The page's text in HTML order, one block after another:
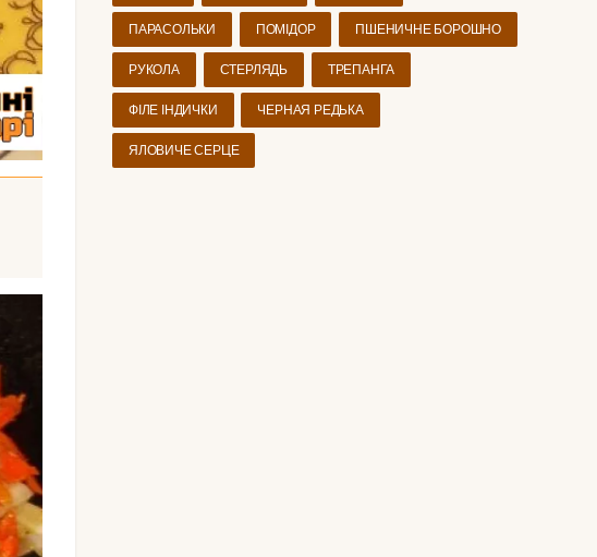
ПАРАСОЛЬКИ ПОМІДОР ПШЕНИЧНЕ БОРОШНО
РУКОЛА СТЕРЛЯДЬ ТРЕПАНГА
ФІЛЕ ІНДИЧКИ ЧЕРНАЯ РЕДЬКА
ЯЛОВИЧЕ СЕРЦЕ